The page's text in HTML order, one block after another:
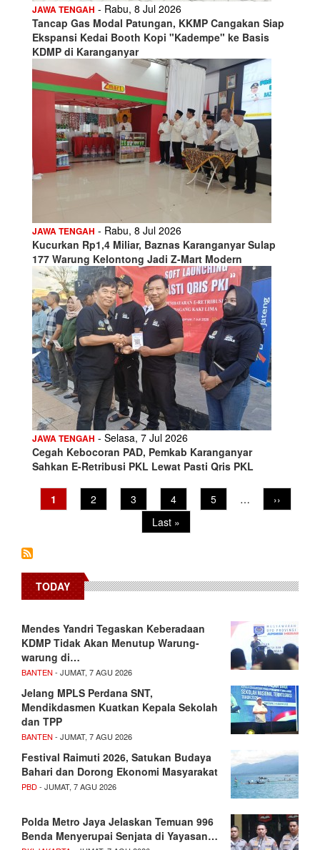
JAWA TENGAH - Rabu, 8 Jul 2026
Tancap Gas Modal Patungan, KKMP Cangakan Siap
Ekspansi Kedai Booth Kopi "Kadempe" ke Basis
KDMP di Karanganyar
JAWA TENGAH - Rabu, 8 Jul 2026
Kucurkan Rp1,4 Miliar, Baznas Karanganyar Sulap
177 Warung Kelontong Jadi Z-Mart Modern
JAWA TENGAH - Selasa, 7 Jul 2026
Cegah Kebocoran PAD, Pemkab Karanganyar
Sahkan E-Retribusi PKL Lewat Pasti Qris PKL
Pagination
Current
page
1 Page
2 Page
3 Page
4 Page
5 …
Next
page
››
Last
page
Last »
TODAY
Mendes Yandri Tegaskan Keberadaan
KDMP Tidak Akan Menutup Warung-
warung di…
BANTEN - JUMAT, 7 AGU 2026
Jelang MPLS Perdana SNT,
Mendikdasmen Kuatkan Kepala Sekolah
dan TPP
BANTEN - JUMAT, 7 AGU 2026
Festival Raimuti 2026, Satukan Budaya
Bahari dan Dorong Ekonomi Masyarakat
PBD- JUMAT, 7 AGU 2026
Polda Metro Jaya Jelaskan Temuan 996
Benda Menyerupai Senjata di Yayasan…